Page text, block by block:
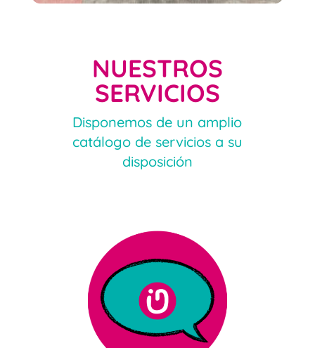
NUESTROS
SERVICIOS
Disponemos de un amplio
catálogo de servicios a su
disposición